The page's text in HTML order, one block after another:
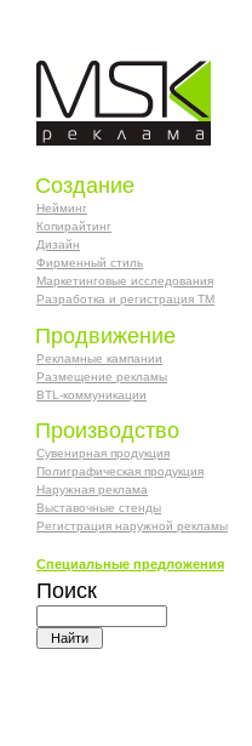
MSK-реклама
Создание
Нейминг
Копирайтинг
Дизайн
Фирменный стиль
Маркетинговые исследования
Разработка и регистрация ТМ
Продвижение
Рекламные кампании
Размещение рекламы
BTL-коммуникации
Производство
Сувенирная продукция
Полиграфическая продукция
Наружная реклама
Выставочные стенды
Регистрация наружной рекламы
Специальные предложения
Поиск